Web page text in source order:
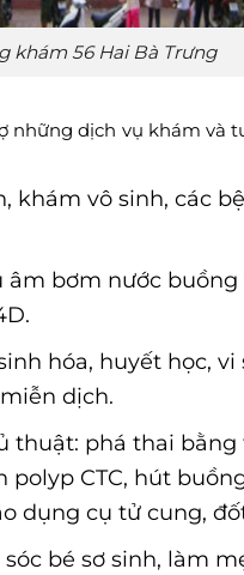
khám 56 Hai Bà Trưng
những dịch vụ khám và
khám vô sinh, các
âm bơm nước
hóa, huyết học, vi
dịch.
thuật: phá thai bằng
polyp CTC, hút
dụng cụ tử cung,
bé sơ sinh, làm